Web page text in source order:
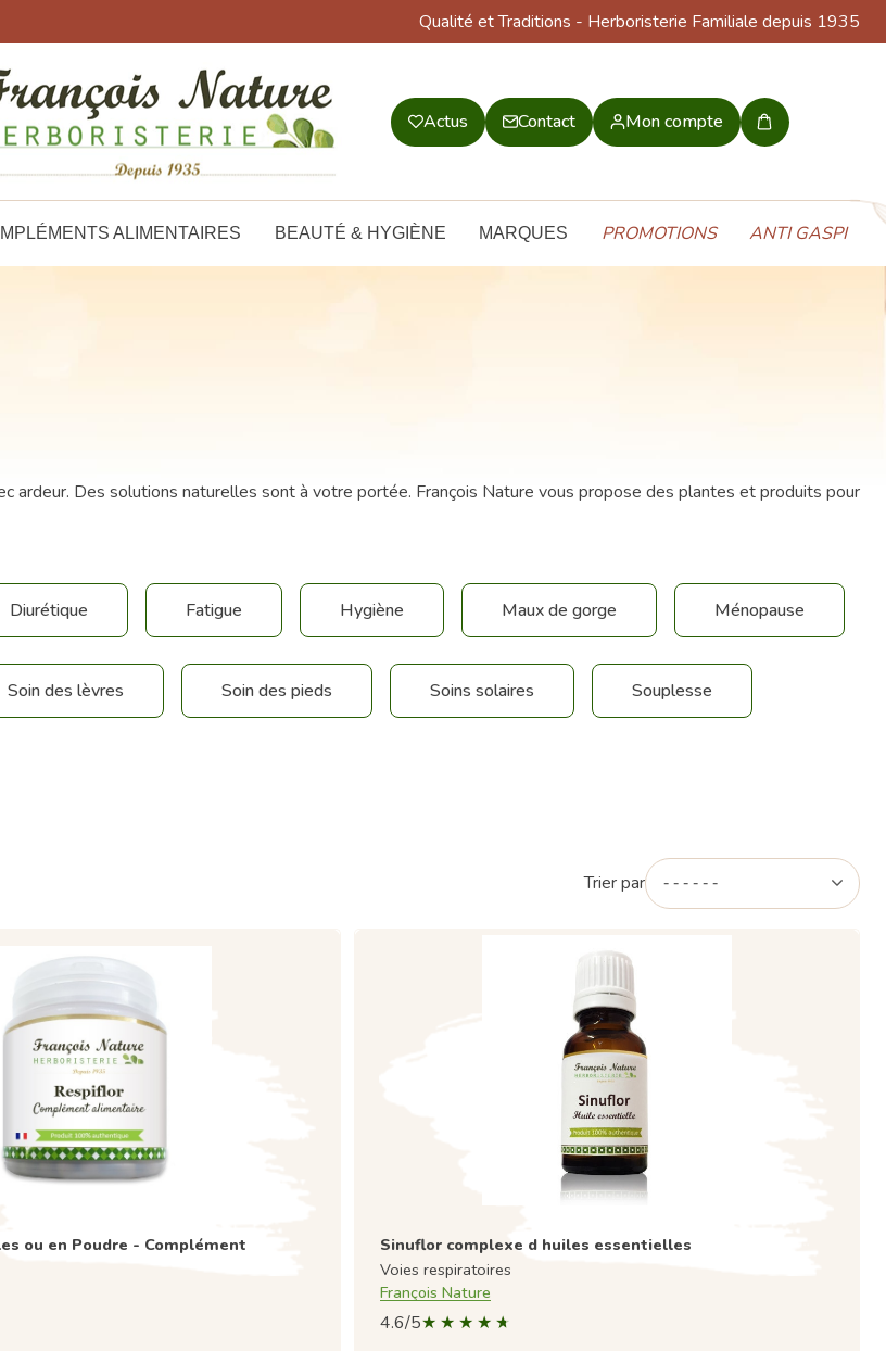
Qualité et Traditions - Herboristerie Familiale depuis 1935
Actus Contact Mon compte
Mon
ALIMENTAIRES BEAUTÉ & HYGIÈNE MARQUES PROMOTIONS ANTI GASPI
ardeur. Des solutions naturelles sont à votre portée. François Nature vous propose des plantes et produits pour
Diurétique Fatigue Hygiène Maux de gorge Ménopause
Soin des lèvres Soin des pieds Soins solaires Souplesse
Trier par
ou en Poudre - Complément
Sinuflor complexe d huiles essentielles
Voies respiratoires
François Nature
4.6/5